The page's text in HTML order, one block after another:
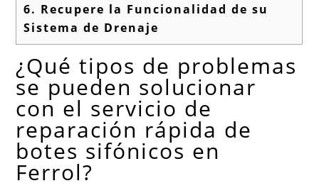
6. Recupere la Funcionalidad de su
Sistema de Drenaje
¿Qué tipos de problemas
se pueden solucionar
con el servicio de
reparación rápida de
botes sifónicos en
Ferrol?